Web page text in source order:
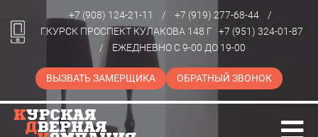
+7 (908) 124-21-11 / +7 (919) 277-68-44
/
Г.КУРСК ПРОСПЕКТ КУЛАКОВА 148 Г +7 (951) 324-01-87
/
ЕЖЕДНЕВНО С 9-00 ДО 19-00
ВЫЗВАТЬ ЗАМЕРЩИКА ОБРАТНЫЙ ЗВОНОК